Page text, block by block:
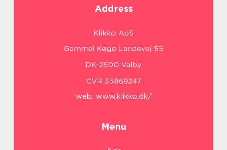
Address
web: www.klikko.dk/
Menu